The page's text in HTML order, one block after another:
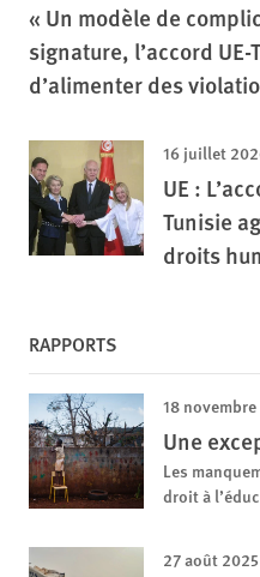
« Un modèle de
signature, l’accord
d’alimenter des
16 juillet
UE :
Tunisie
droits
RAPPORTS
18
Une
Les
droit à
27 août 2025